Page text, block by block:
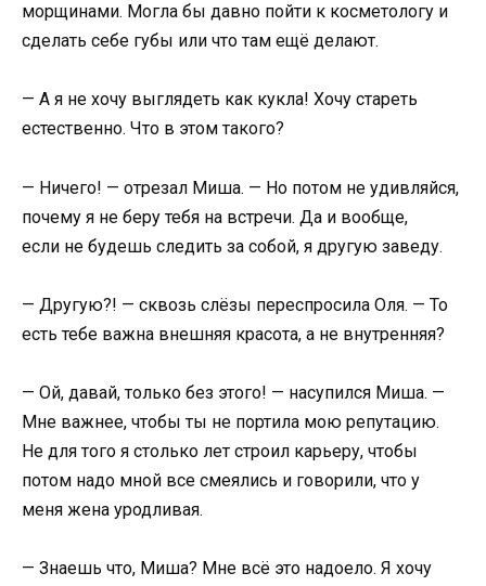
морщинами. Могла бы давно пойти к косметологу и
сделать себе губы или что там ещё делают.
— А я не хочу выглядеть как кукла! Хочу стареть
естественно. Что в этом такого?
— Ничего! — отрезал Миша. — Но потом не удивляйся,
почему я не беру тебя на встречи. Да и вообще,
если не будешь следить за собой, я другую заведу.
— Другую?! — сквозь слёзы переспросила Оля. — То
есть тебе важна внешняя красота, а не внутренняя?
— Ой, давай, только без этого! — насупился Миша. —
Мне важнее, чтобы ты не портила мою репутацию.
Не для того я столько лет строил карьеру, чтобы
потом надо мной все смеялись и говорили, что у
меня жена уродливая.
— Знаешь что, Миша? Мне всё это надоело. Я хочу